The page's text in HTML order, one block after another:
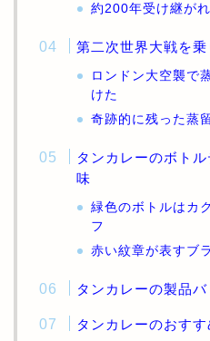
約200年受け継が
第二次世界大戦を
ロンドン大空襲で
けた
奇跡的に残った蒸
タンカレーのボト
味
緑色のボトルはカ
フ
赤い紋章が表すブ
タンカレーの製品
タンカレーのおす